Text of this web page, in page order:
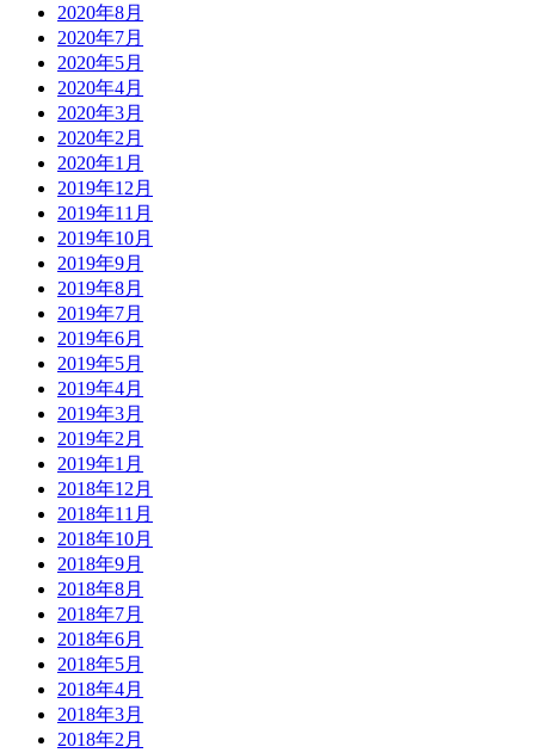
2020年8月
2020年7月
2020年5月
2020年4月
2020年3月
2020年2月
2020年1月
2019年12月
2019年11月
2019年10月
2019年9月
2019年8月
2019年7月
2019年6月
2019年5月
2019年4月
2019年3月
2019年2月
2019年1月
2018年12月
2018年11月
2018年10月
2018年9月
2018年8月
2018年7月
2018年6月
2018年5月
2018年4月
2018年3月
2018年2月